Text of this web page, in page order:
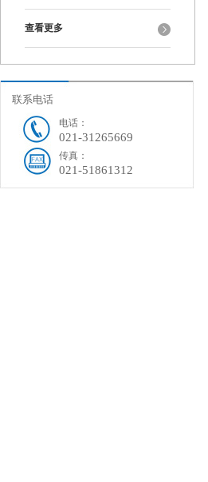
查看更多
联系电话
电话：
021-31265669
传真：
021-51861312